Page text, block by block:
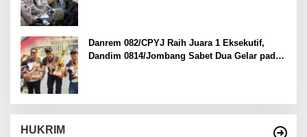
Danrem 082/CPYJ Raih Juara 1 Eksekutif,
Dandim 0814/Jombang Sabet Dua Gelar pada
HUKRIM